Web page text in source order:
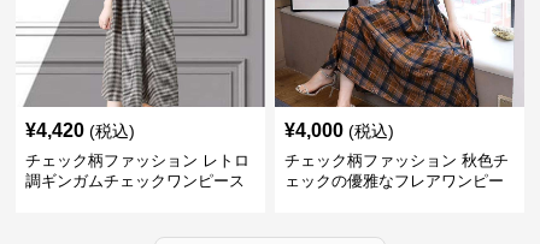
¥4,420 (税込)
チェック柄ファッション レトロ
調ギンガムチェックワンピース
¥4,000 (税込)
チェック柄ファッション 秋色チ
ェックの優雅なフレアワンピー